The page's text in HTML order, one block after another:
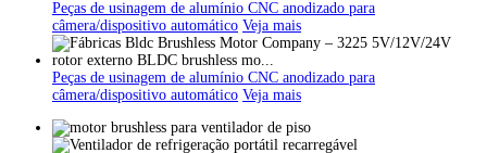
Peças de usinagem de alumínio CNC anodizado para
câmera/dispositivo automático Veja mais
Peças de usinagem de alumínio CNC anodizado para
câmera/dispositivo automático Veja mais